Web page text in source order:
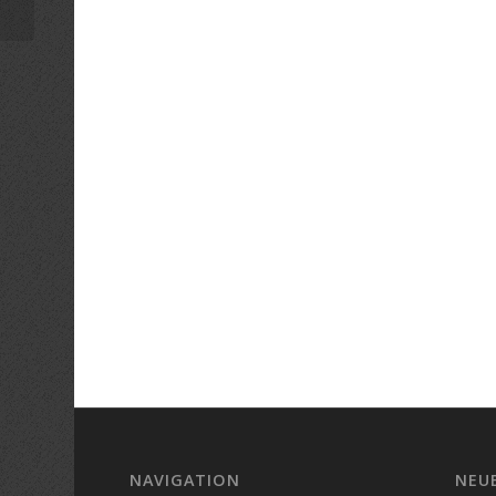
NAVIGATION